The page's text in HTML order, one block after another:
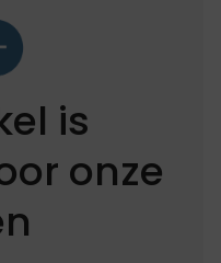
is
onze